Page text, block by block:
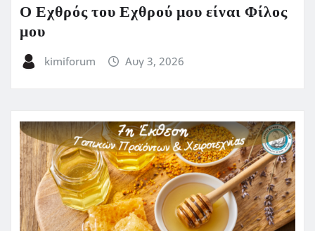
Ο Εχθρός του Εχθρού μου είναι Φίλος
μου
kimiforum Αυγ 3, 2026